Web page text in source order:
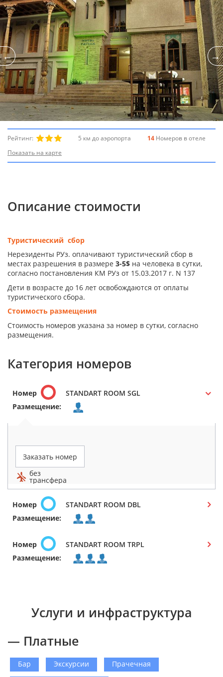
Рейтинг: 5 км до аэропорта 14 Номеров в отеле
Показать на карте
Описание стоимости
Туристический сбор
Нерезиденты РУз. оплачивают туристический сбор в
местах разрешения в размере 3-5$ на человека в сутки,
согласно постановления КМ РУз от 15.03.2017 г. N 137
Дети в возрасте до 16 лет освобождаются от оплаты
туристического сбора.
Стоимость размещения
Стоимость номеров указана за номер в сутки, согласно
размещения.
Категория номеров
Номер
STANDART ROOM SGL
Размещение:
Заказать номер
без
трансфера
Номер
STANDART ROOM DBL
Размещение:
Номер
STANDART ROOM TRPL
Размещение:
Услуги и инфраструктура
— Платные
Бар Экскурсии Прачечная